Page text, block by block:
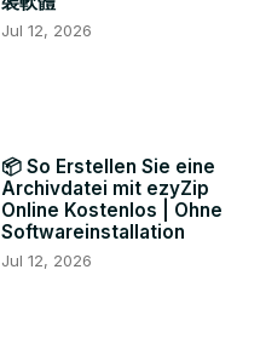
Jul 12, 2026
📦 So Erstellen Sie eine
Archivdatei mit ezyZip
Online Kostenlos | Ohne
Softwareinstallation
Jul 12, 2026